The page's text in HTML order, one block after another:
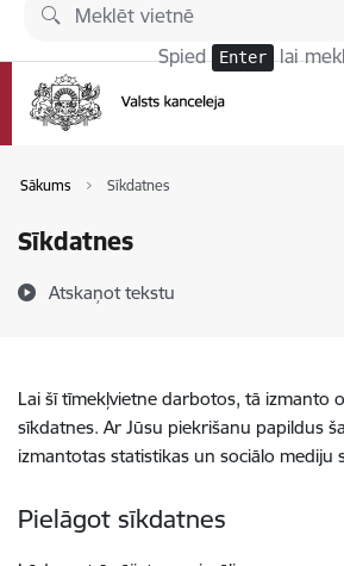
Pāriet uz lapas saturu
Spied Enter lai
Sākums Sīkdatnes
Sīkdatnes
Atskaņot tekstu
Lai šī tīmekļvietne darbotos, tā izmanto
sīkdatnes. Ar Jūsu piekrišanu papildus
izmantotas statistikas un sociālo mediju
Pielāgot sīkdatnes